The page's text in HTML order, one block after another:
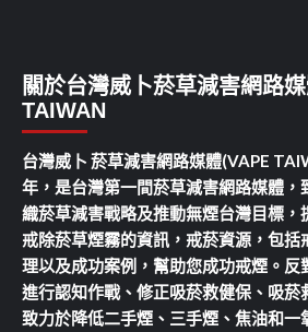
關於台灣威卜菸草減害網路
TAIWAN
台灣威卜 菸草減害網路媒體(VAPE
年，是台灣第一間菸草減害網路媒體，
織菸草減害戰略及推動無煙台灣目標，
戒除菸草煙霧的資訊，戒菸資源，包括
理以及成功案例，幫助您成功戒煙。反
進行認知作戰、修正吸菸救健保、吸菸
致力於降低二手煙、三手煙、焦油和一